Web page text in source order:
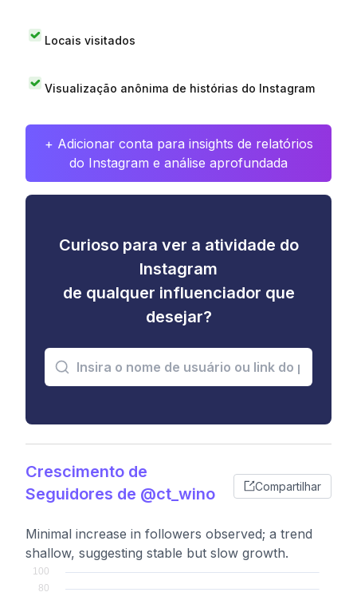
Locais visitados
Visualização anônima de histórias do Instagram
+ Adicionar conta para insights de relatórios
do Instagram e análise aprofundada
Curioso para ver a atividade do
Instagram
de qualquer influenciador que
desejar?
Crescimento de
Seguidores de @ct_wino
Compartilhar
Minimal increase in followers observed; a trend
shallow, suggesting stable but slow growth.